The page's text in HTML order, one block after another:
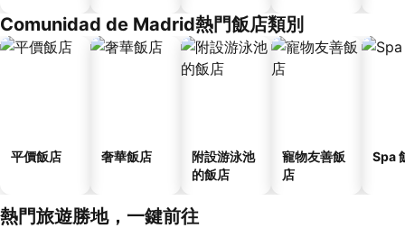
Comunidad de Madrid熱門飯店類別
平價飯店 奢華飯店
附設游泳池
的飯店
寵物友善飯
店
Spa
熱門旅遊勝地，一鍵前往